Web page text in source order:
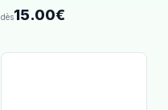
dès15.00€